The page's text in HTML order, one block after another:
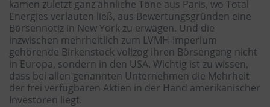
kamen zuletzt ganz ähnliche Töne aus Paris, wo Total
Energies verlauten ließ, aus Bewertungsgründen eine
Börsennotiz in New York zu erwägen. Und die
inzwischen mehrheitlich zum LVMH-Imperium
gehörende Birkenstock vollzog ihren Börsengang nicht
in Europa, sondern in den USA. Wichtig ist zu wissen,
dass bei allen genannten Unternehmen die Mehrheit
der frei verfügbaren Aktien in der Hand amerikanischer
Investoren liegt.